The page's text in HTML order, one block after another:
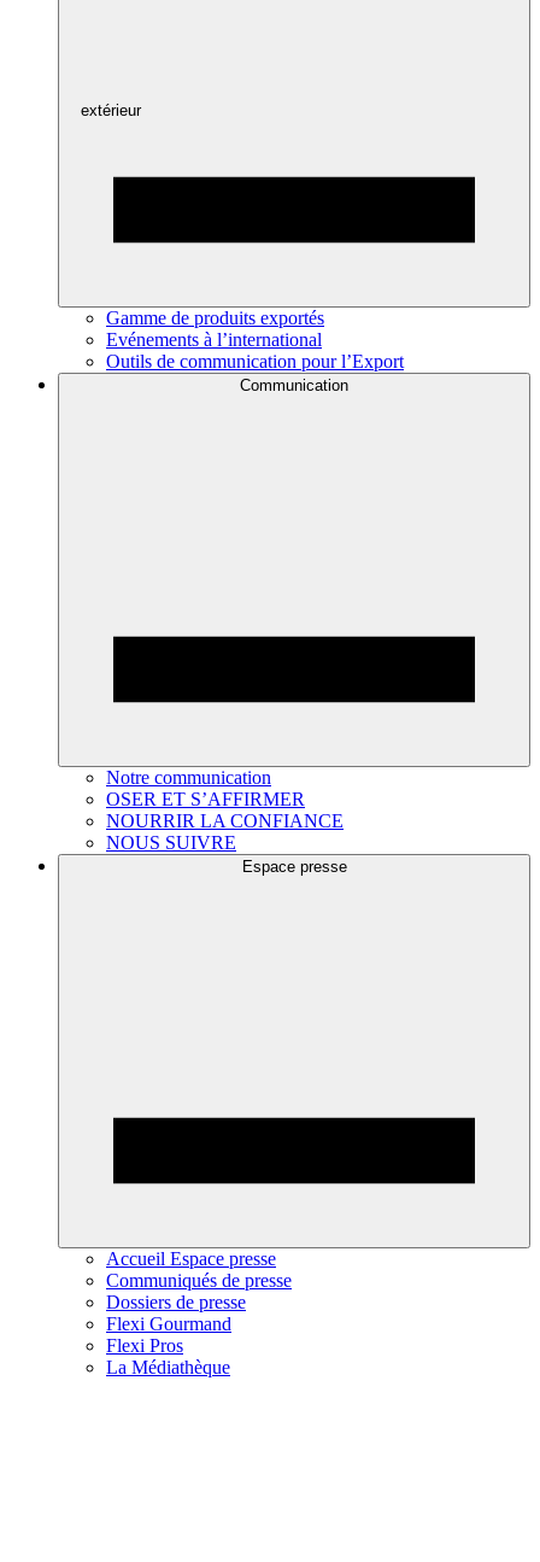
extérieur
Gamme de produits exportés
Evénements à l’international
Outils de communication pour l’Export
Communication
Notre communication
OSER ET S’AFFIRMER
NOURRIR LA CONFIANCE
NOUS SUIVRE
Espace presse
Accueil Espace presse
Communiqués de presse
Dossiers de presse
Flexi Gourmand
Flexi Pros
La Médiathèque